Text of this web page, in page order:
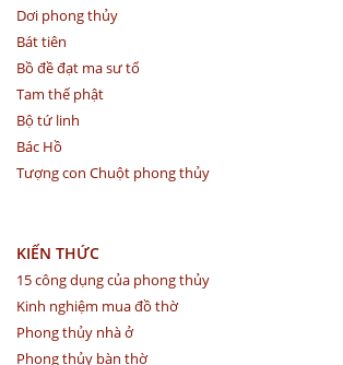
Dơi phong thủy
Bát tiên
Bồ đề đạt ma sư tổ
Tam thế phật
Bộ tứ linh
Bác Hồ
Tượng con Chuột phong thủy
KIẾN THỨC
15 công dụng của phong thủy
Kinh nghiệm mua đồ thờ
Phong thủy nhà ở
Phong thủy bàn thờ